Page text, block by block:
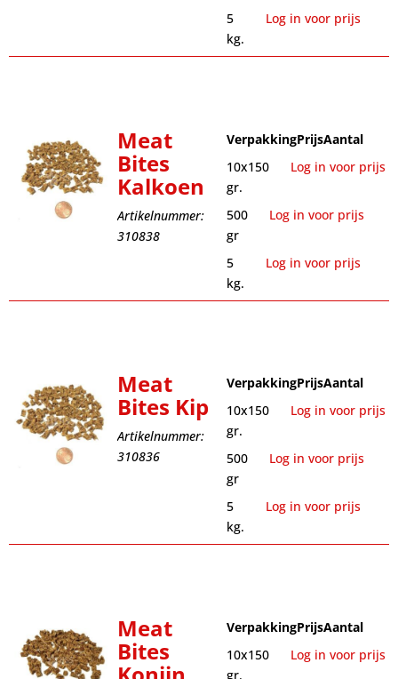
5
kg.
Log in voor prijs
Meat
Bites
Kalkoen
Artikelnummer:
310838
VerpakkingPrijsAantal
10x150
gr.
Log in voor prijs
500
gr
Log in voor prijs
5
kg.
Log in voor prijs
Meat
Bites Kip
Artikelnummer:
310836
VerpakkingPrijsAantal
10x150
gr.
Log in voor prijs
500
gr
Log in voor prijs
5
kg.
Log in voor prijs
Meat
Bites
VerpakkingPrijsAantal
10x150
gr.
Log in voor prijs